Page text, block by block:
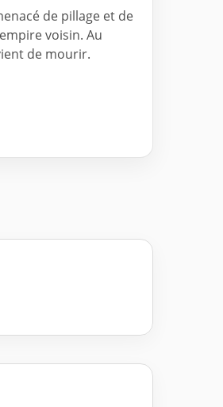
de pillage et de
voisin. Au
de mourir.